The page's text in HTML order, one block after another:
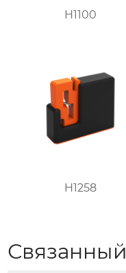
H1100
H1258
Связанный